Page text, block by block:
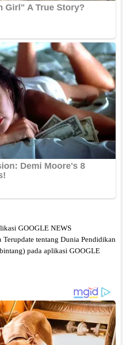
GOOGLE NEWS
Terupdate tentang Dunia Pendidikan
pada aplikasi GOOGLE